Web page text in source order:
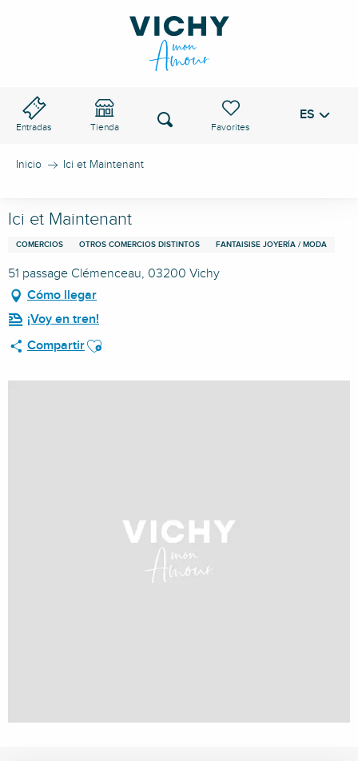
Entradas Tienda
Voir les favoris
Buscar ES
Inicio Ici et Maintenant
Ici et Maintenant
COMERCIOS OTROS COMERCIOS DISTINTOS FANTAISISE JOYERÍA / MODA
51 passage Clémenceau, 03200 Vichy
Cómo llegar
¡Voy en tren!
CompartirAjouter aux favoris